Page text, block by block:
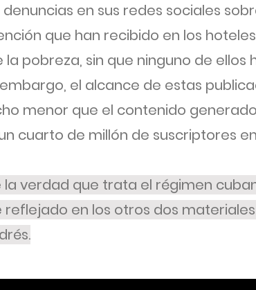
en sus redes sociales
que han recibido en los
la pobreza, sin que ninguno de ellos
embargo, el alcance de estas
menor que el contenido
cuarto de millón de suscriptores
la verdad que trata el régimen
en los otros dos